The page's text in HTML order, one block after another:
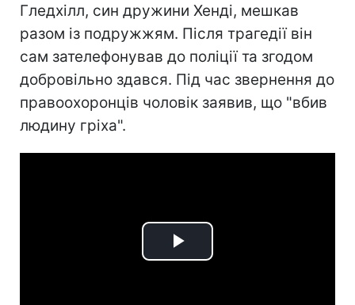
Гледхілл, син дружини Хенді, мешкав
разом із подружжям. Після трагедії він
сам зателефонував до поліції та згодом
добровільно здався. Під час звернення до
правоохоронців чоловік заявив, що "вбив
людину гріха".
Play